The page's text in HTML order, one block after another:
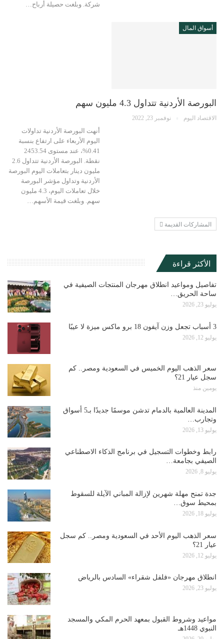
شركة. وبلغت حصيلة أرباح…
أسواق المال
البورصة الأردنية تتداول 4.3 مليون سهم
الاقتصاد اليوم نوفمبر 23, 2022
أنهت البورصة الأردنية تداولات
اليوم الأربعاء على ارتفاع بنسبة
0.41%، عند مستوى 2453.54
نقطة. البورصة الأردنية تتداول 2.6
مليون دينار بتعاملات اليوم البورصة
الأردنية وتداول مؤشر البورصة
خلال تعاملات اليوم، 4.3 مليون
سهم. وبلغت قيمة الأسهم…
المشاركات القديمة
الأكثر قراءة
تفاصيل ومواعيد انطلاق مهرجان المنتجات الصيفية في
ساحة الحريق…
يوليو 23, 2026
3 أسباب تجعل وزن آيفون 18 برو ماكس ميزة لا عيبًا
يوليو 12, 2026
سعر الذهب اليوم الخميس في السعودية ومصر.. كم
سجل عيار 21؟
يومين منذ
المدينة العالمية بالدمام تدشن موسمًا جديدًا بـ5 أسواق
وتجارب…
يوليو 13, 2026
رابط وخطوات التسجيل في برنامج الذكاء الاصطناعي
الصيفي بجامعة…
يوليو 8, 2026
جدة تمنح مهلة شهرين لإزالة المباني الآيلة للسقوط
بمحيط سوق…
يوليو 18, 2026
سعر الذهب اليوم الأحد في السعودية ومصر.. كم سجل
عيار 21؟
يوليو 12, 2026
انطلاق مهرجان «فلفل شقراء» السادس بالرياض
يوليو 23, 2026
مواعيد وشروط القبول بمعهد الحرم المكي والمسجد
النبوي 1448هـ